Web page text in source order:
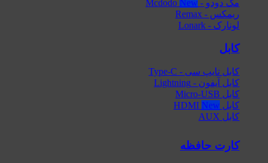
مک دودو - Mcdodo
ریمکس - Remax
لونارک - Lonark
کابل
کابل تایپ سی - Type-C
کابل آیفون - Lightning
کابل Micro-USB
کابل HDMI
کابل AUX
کارت حافظه